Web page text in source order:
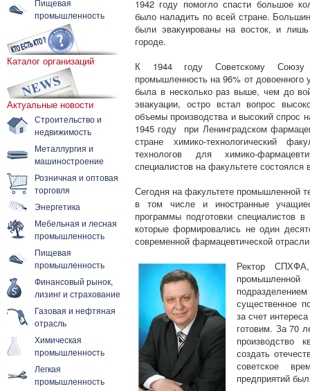
Пищевая
промышленность
Каталог организаций
Актуальные новости
Строительство и
недвижимость
Металлургия и
машиностроение
Розничная и оптовая
торговля
Энергетика
Мебельная и лесная
промышленность
Пищевая
промышленность
Финансовый рынок,
лизинг и страхование
Газовая и нефтяная
отрасль
Химическая
промышленность
Легкая
промышленность
1942 году помогло спасти большое
было наладить по всей стране.
были эвакуированы на восток, и
городе.
К 1944 году Советскому Союзу
промышленность на 96% от довоенного
была в несколько раз выше, чем до
эвакуации, остро встал вопрос
объемы производства и высокий спрос
1945 году при Ленинградском
стране химико-технологический
технологов для химико-
специалистов на факультете состоялся
Сегодня на факультете промышленной
в том числе и иностранные
программы подготовки специалистов
которые формировались не один
современной фармацевтической
Ректор
существенное
за счет
готовим. За 70
производство
создать
советское
предприятий